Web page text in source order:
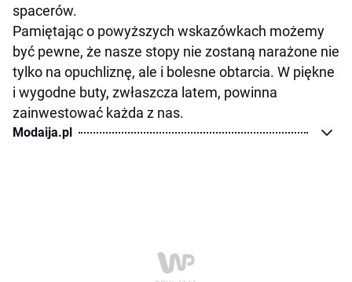
spacerów.
Pamiętając o powyższych wskazówkach możemy
być pewne, że nasze stopy nie zostaną narażone nie
tylko na opuchliznę, ale i bolesne obtarcia. W piękne
i wygodne buty, zwłaszcza latem, powinna
zainwestować każda z nas.
Modaija.pl